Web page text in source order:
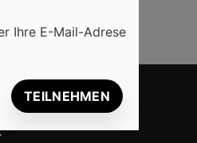
Ihre E-Mail-Adrese